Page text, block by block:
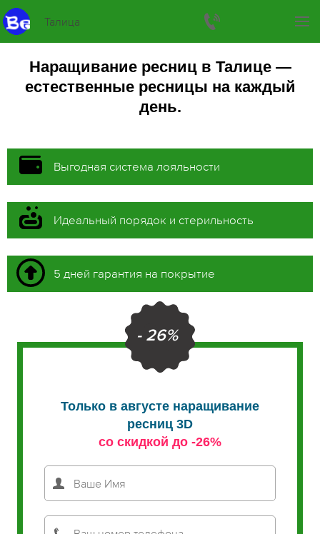
Талица
Наращивание ресниц в Талице —
естественные ресницы на каждый
день.
Выгодная система лояльности
Идеальный порядок и стерильность
5 дней гарантия на покрытие
- 26%
Только в августе наращивание
ресниц 3D
со скидкой до -26%